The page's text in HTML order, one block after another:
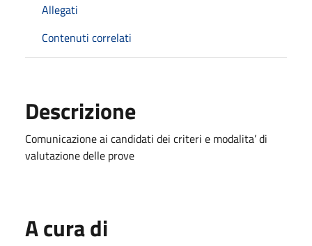
Allegati
Contenuti correlati
Descrizione
Comunicazione ai candidati dei criteri e modalita’ di
valutazione delle prove
A cura di